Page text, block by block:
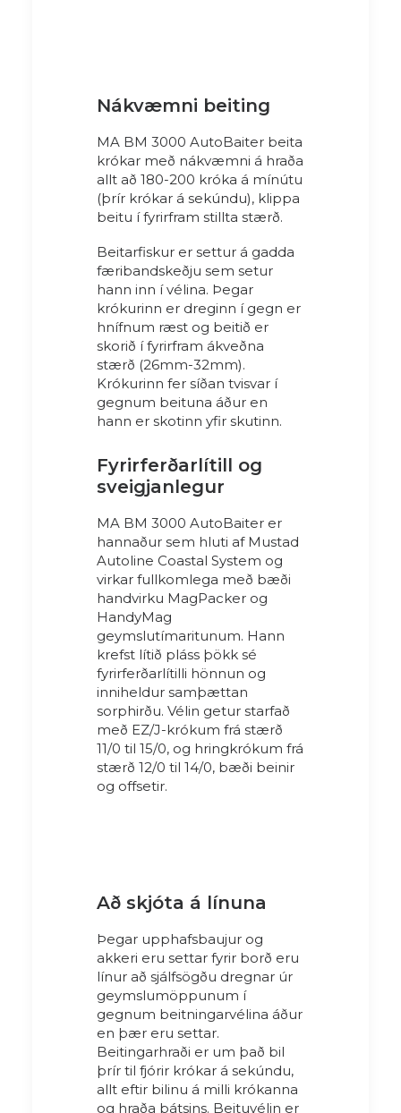
Nákvæmni beiting
MA BM 3000 AutoBaiter beita
krókar með nákvæmni á hraða
allt að 180-200 króka á mínútu
(þrír krókar á sekúndu), klippa
beitu í fyrirfram stillta stærð.
Beitarfiskur er settur á gadda
færibandskeðju sem setur
hann inn í vélina. Þegar
krókurinn er dreginn í gegn er
hnífnum ræst og beitið er
skorið í fyrirfram ákveðna
stærð (26mm-32mm).
Krókurinn fer síðan tvisvar í
gegnum beituna áður en
hann er skotinn yfir skutinn.
Fyrirferðarlítill og
sveigjanlegur
MA BM 3000 AutoBaiter er
hannaður sem hluti af Mustad
Autoline Coastal System og
virkar fullkomlega með bæði
handvirku MagPacker og
HandyMag
geymslutímaritunum. Hann
krefst lítið pláss þökk sé
fyrirferðarlítilli hönnun og
inniheldur samþættan
sorphirðu. Vélin getur starfað
með EZ/J-krókum frá stærð
11/0 til 15/0, og hringkrókum frá
stærð 12/0 til 14/0, bæði beinir
og offsetir.
Að skjóta á línuna
Þegar upphafsbaujur og
akkeri eru settar fyrir borð eru
línur að sjálfsögðu dregnar úr
geymslumöppunum í
gegnum beitningarvélina áður
en þær eru settar.
Beitingarhraði er um það bil
þrír til fjórir krókar á sekúndu,
allt eftir bilinu á milli krókanna
og hraða bátsins. Beituvélin er